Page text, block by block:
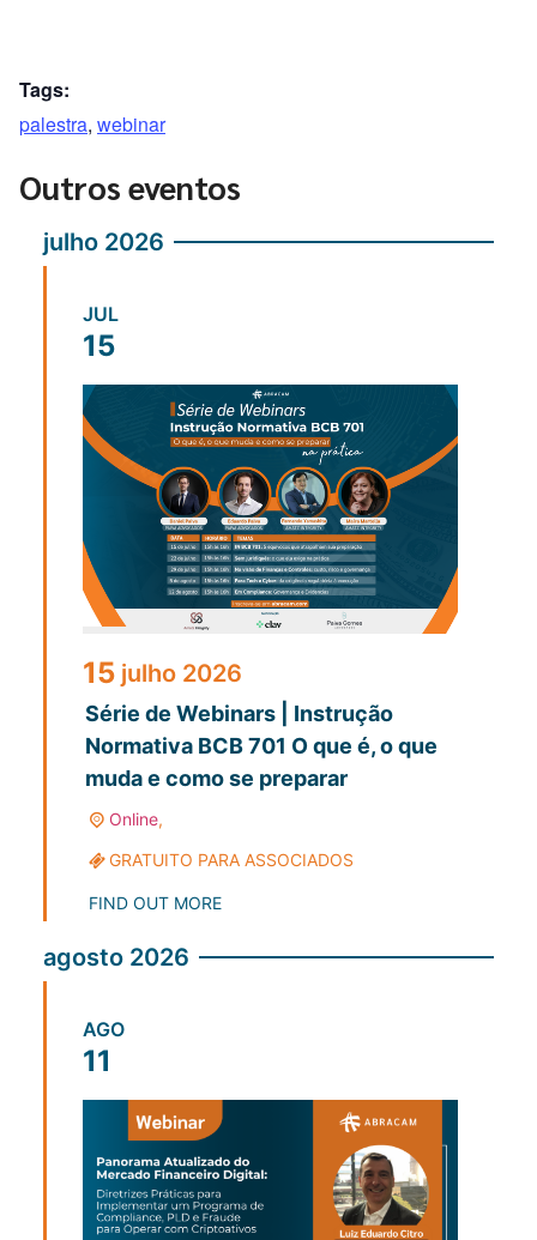
Tags:
palestra, webinar
Outros eventos
julho 2026
JUL
15
15 julho 2026
Série de Webinars | Instrução
Normativa BCB 701 O que é, o que
muda e como se preparar
Online,
GRATUITO PARA ASSOCIADOS
FIND OUT MORE
agosto 2026
AGO
11